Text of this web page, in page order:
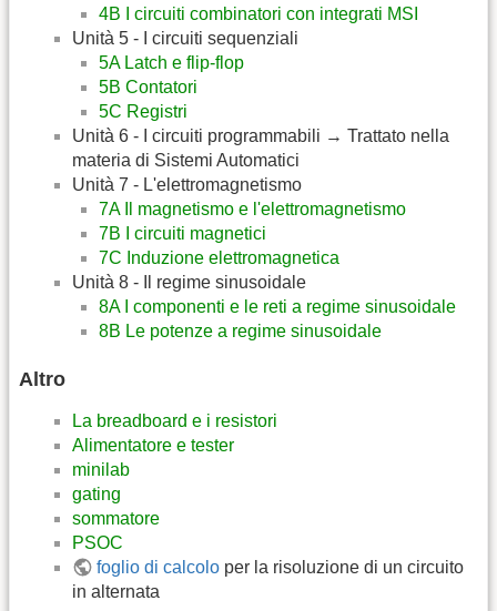
4B I circuiti combinatori con integrati MSI
Unità 5 - I circuiti sequenziali
5A Latch e flip-flop
5B Contatori
5C Registri
Unità 6 - I circuiti programmabili → Trattato nella
materia di Sistemi Automatici
Unità 7 - L'elettromagnetismo
7A Il magnetismo e l'elettromagnetismo
7B I circuiti magnetici
7C Induzione elettromagnetica
Unità 8 - Il regime sinusoidale
8A I componenti e le reti a regime sinusoidale
8B Le potenze a regime sinusoidale
Altro
La breadboard e i resistori
Alimentatore e tester
minilab
gating
sommatore
PSOC
foglio di calcolo per la risoluzione di un circuito
in alternata